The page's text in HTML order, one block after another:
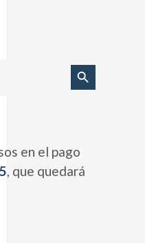
Botón de búsqueda
en el pago
, que quedará